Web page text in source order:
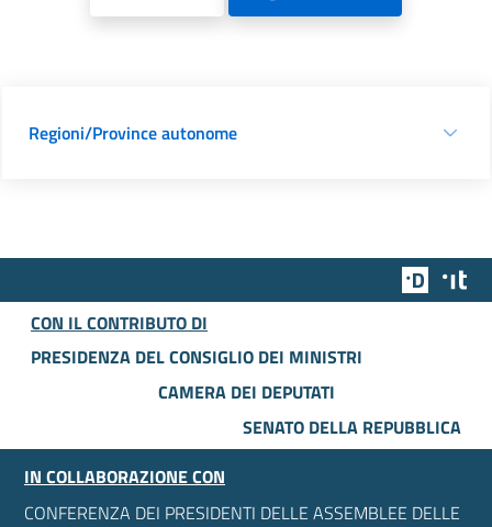
Regioni/Province autonome
Team
CON IL CONTRIBUTO DI
PRESIDENZA DEL CONSIGLIO DEI MINISTRI
CAMERA DEI DEPUTATI
SENATO DELLA REPUBBLICA
IN COLLABORAZIONE CON
CONFERENZA DEI PRESIDENTI DELLE ASSEMBLEE DELLE